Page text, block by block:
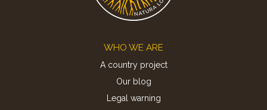
WHO WE ARE
A country project
Our blog
Legal warning